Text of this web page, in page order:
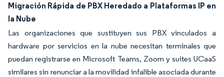
Migración Rápida de PBX Heredado a Plataformas IP en
la Nube
Las organizaciones que sustituyen sus PBX vinculados a
hardware por servicios en la nube necesitan terminales que
puedan registrarse en Microsoft Teams, Zoom y suites UCaaS
similares sin renunciar a la movilidad infalible asociada durante